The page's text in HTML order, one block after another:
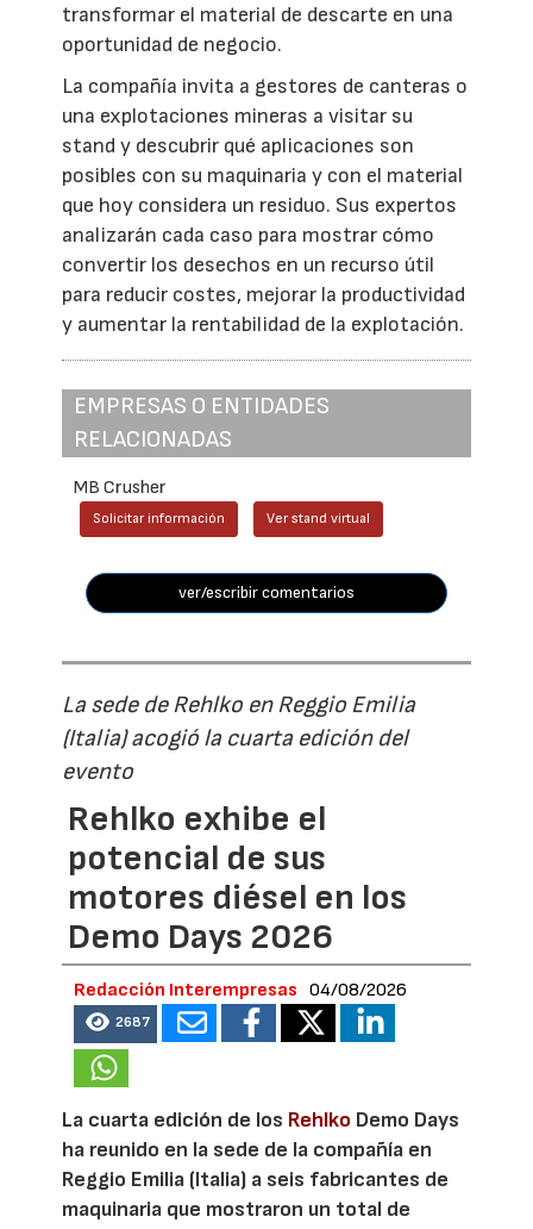
transformar el material de descarte en una
oportunidad de negocio.
La compañía invita a gestores de canteras o
una explotaciones mineras a visitar su
stand y descubrir qué aplicaciones son
posibles con su maquinaria y con el material
que hoy considera un residuo. Sus expertos
analizarán cada caso para mostrar cómo
convertir los desechos en un recurso útil
para reducir costes, mejorar la productividad
y aumentar la rentabilidad de la explotación.
EMPRESAS O ENTIDADES
RELACIONADAS
MB Crusher
Solicitar información Ver stand virtual
ver/escribir comentarios
La sede de Rehlko en Reggio Emilia
(Italia) acogió la cuarta edición del
evento
Rehlko exhibe el
potencial de sus
motores diésel en los
Demo Days 2026
Redacción Interempresas 04/08/2026
2687
La cuarta edición de los Rehlko Demo Days
ha reunido en la sede de la compañía en
Reggio Emilia (Italia) a seis fabricantes de
maquinaria que mostraron un total de